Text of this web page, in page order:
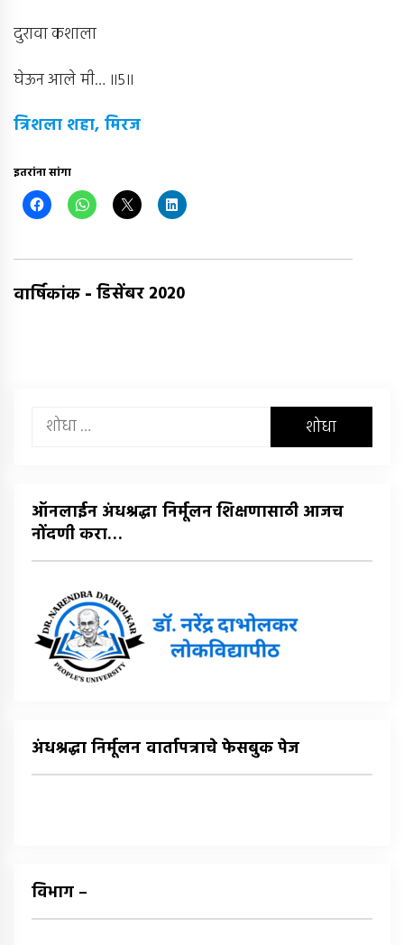
दुरावा कशाला
घेऊन आले मी… ॥5॥
त्रिशला शहा, मिरज
इतरांना सांगा
वार्षिकांक - डिसेंबर 2020
यांचा
ऑनलाईन अंधश्रद्धा निर्मूलन शिक्षणासाठी आजच
नोंदणी करा…
अंधश्रद्धा निर्मूलन वार्तापत्राचे फेसबुक पेज
विभाग –